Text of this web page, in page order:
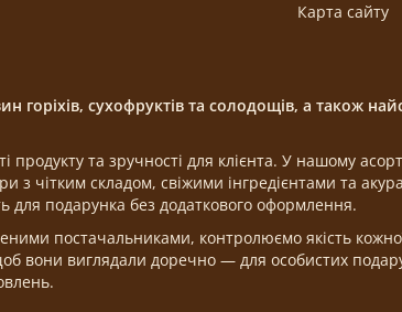
Карта сайту
горіхів, сухофруктів та солодощів, а також
продукту та зручності для клієнта. У нашому
з чітким складом, свіжими інгредієнтами та
для подарунка без додаткового оформлення.
постачальниками, контролюємо якість кожної
вони виглядали доречно — для особистих